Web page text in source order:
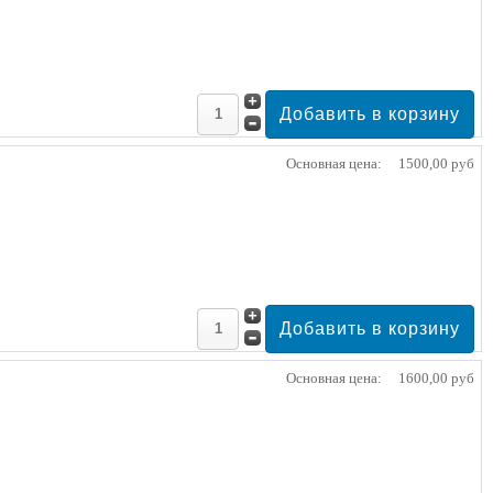
Основная цена: 1500,00 руб
Основная цена: 1600,00 руб